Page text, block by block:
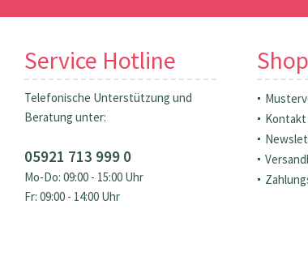
Service Hotline
Telefonische Unterstützung und
Beratung unter:
05921 713 999 0
Mo-Do: 09:00 - 15:00 Uhr
Fr: 09:00 - 14:00 Uhr
Kontakt